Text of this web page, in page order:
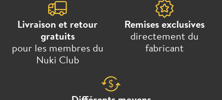
Livraison et retour
gratuits
pour les membres du
Nuki Club
Remises exclusives
directement du
fabricant